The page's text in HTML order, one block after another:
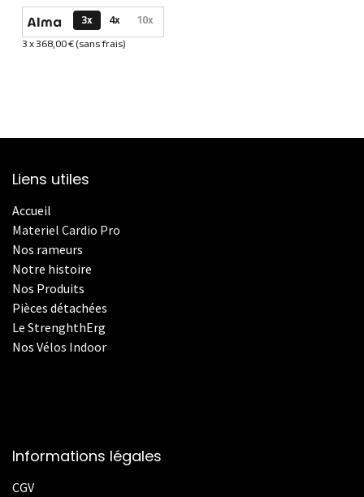
Options de paiement disponibles
3x 4x 10x
Informations sur le plan de paiement sélectionné
3 x 368,00 € (sans frais)
Liens utiles
Accueil
Materiel Cardio Pro
Nos rameurs
Notre histoire
Nos Produits
Pièces détachées
Le StrenghthErg
Nos Vélos Indoor
Informations légales
CGV